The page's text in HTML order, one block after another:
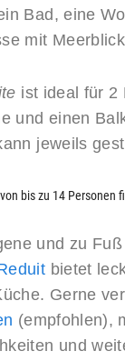
Bad, eine
mit
ist ideal für 2
und einen
jeweils
bis zu 14 Personen
und zu
bietet
Gerne
(empfohlen),
und